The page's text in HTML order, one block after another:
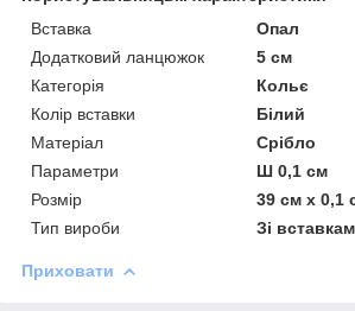
Вставка
Опал
Додатковий ланцюжок
5 см
Категорія
Кольє
Колір вставки
Білий
Матеріал
Срібло
Параметри
Ш 0,1 см
Розмір
39 см x 0,1
Тип вироби
Зі
Приховати